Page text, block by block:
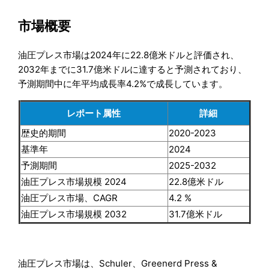
市場概要
油圧プレス市場は2024年に22.8億米ドルと評価され、
2032年までに31.7億米ドルに達すると予測されており、
予測期間中に年平均成長率4.2%で成長しています。
レポート属性
詳細
歴史的期間
2020-2023
基準年
2024
予測期間
2025-2032
油圧プレス市場規模 2024
22.8億米ドル
油圧プレス市場、CAGR
4.2 %
油圧プレス市場規模 2032
31.7億米ドル
油圧プレス市場は、Schuler、Greenerd Press &